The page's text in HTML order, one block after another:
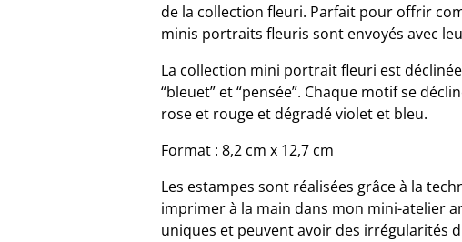
de la collection fleuri. Parfait pour offrir
minis portraits fleuris sont envoyés avec
La collection mini portrait fleuri est
“bleuet” et “pensée”. Chaque motif se
rose et rouge et dégradé violet et bleu.
Format : 8,2 cm x 12,7 cm
Les estampes sont réalisées grâce à la
imprimer à la main dans mon mini-atelier
uniques et peuvent avoir des irrégularités